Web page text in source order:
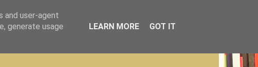
and user-agent
generate usage
LEARN MORE GOT IT